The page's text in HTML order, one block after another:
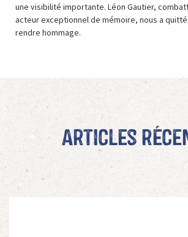
une visibilité importante. Léon Gautier,
acteur exceptionnel de mémoire, nous a
rendre hommage.
Articles